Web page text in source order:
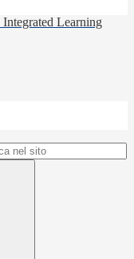
Learning